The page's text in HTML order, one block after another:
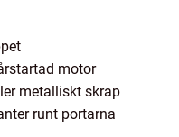
motor
metalliskt skrap
runt portarna